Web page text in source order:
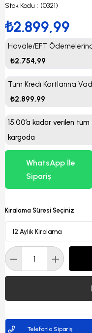
Stok Kodu (0321)
₺2.899,99
Havale/EFT
₺2.754,99
Tüm Kredi Kartlarına
₺2.899,99
15:00’a kadar verilen tüm
kargoda
WhatsApp İle
Sipariş
Kiralama Süresi Seçiniz
Telefonla Sipariş